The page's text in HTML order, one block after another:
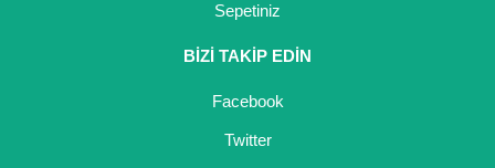
Sepetiniz
BİZİ TAKİP EDİN
Facebook
Twitter